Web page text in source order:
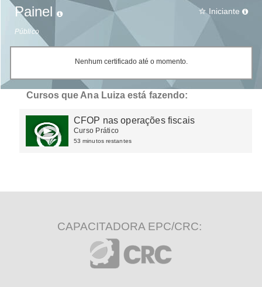
Painel
Público
star_border Iniciante
Nenhum certificado até o momento.
Cursos que Ana Luiza está fazendo:
CFOP nas operações fiscais
Curso Prático
53 minutos restantes
CAPACITADORA EPC/CRC: